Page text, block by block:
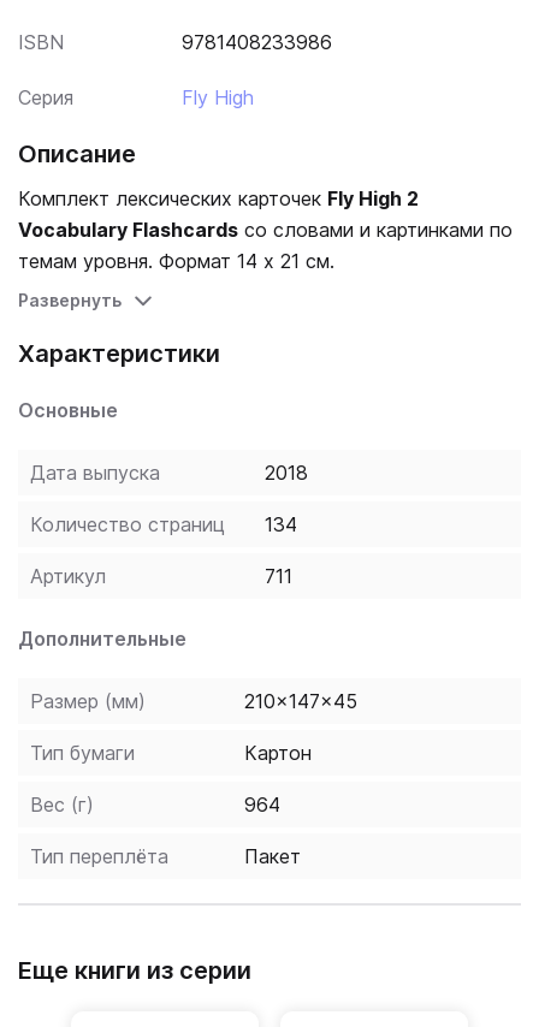
ISBN 9781408233986
Серия Fly High
Описание
Комплект лексических карточек Fly High 2
Vocabulary Flashcards со словами и картинками по
темам уровня. Формат 14 х 21 см.
Развернуть
Характеристики
Основные
Дата выпуска 2018
Количество страниц 134
Артикул 711
Дополнительные
Размер (мм) 210x147x45
Тип бумаги Картон
Вес (г) 964
Тип переплёта Пакет
Еще книги из серии